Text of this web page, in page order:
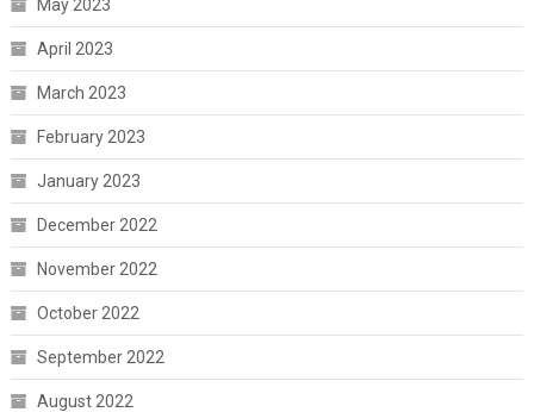
May 2023
April 2023
March 2023
February 2023
January 2023
December 2022
November 2022
October 2022
September 2022
August 2022